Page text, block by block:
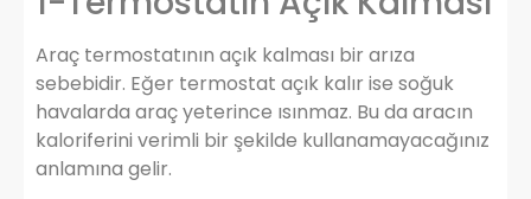
Araç termostatının açık kalması bir arıza
sebebidir. Eğer termostat açık kalır ise soğuk
havalarda araç yeterince ısınmaz. Bu da aracın
kaloriferini verimli bir şekilde kullanamayacağınız
anlamına gelir.